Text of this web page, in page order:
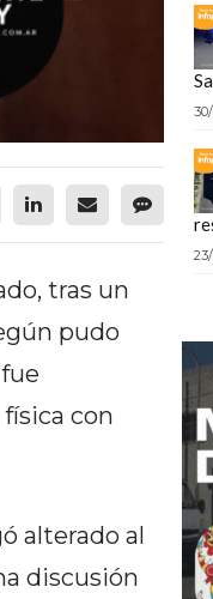
tras un
pudo
con
alterado al
discusión